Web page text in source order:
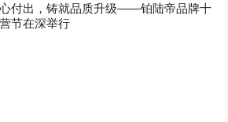
付出，铸就品质升级——铂陆帝品牌十
节在深举行